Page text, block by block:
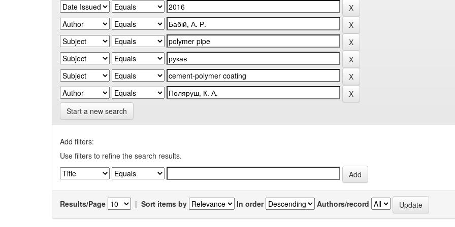
Start a new search
Add filters:
Use filters to refine the search results.
Results/Page | Sort items by In order Authors/record